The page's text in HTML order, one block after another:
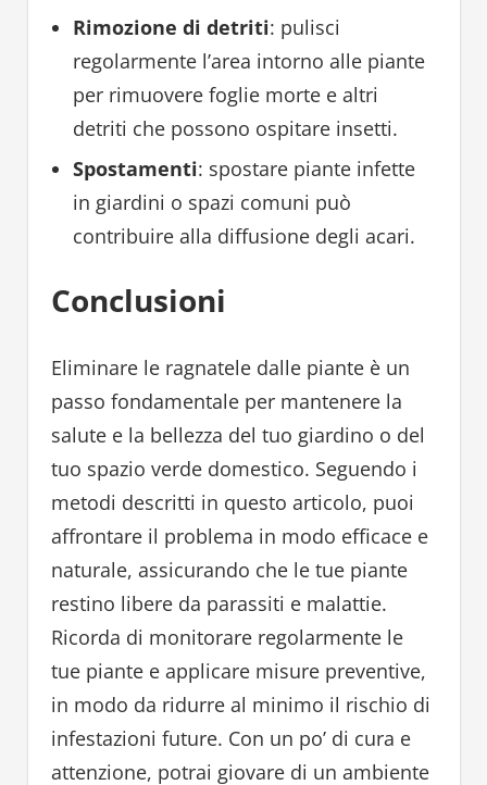
Rimozione di detriti: pulisci
regolarmente l’area intorno alle piante
per rimuovere foglie morte e altri
detriti che possono ospitare insetti.
Spostamenti: spostare piante infette
in giardini o spazi comuni può
contribuire alla diffusione degli acari.
Conclusioni
Eliminare le ragnatele dalle piante è un
passo fondamentale per mantenere la
salute e la bellezza del tuo giardino o del
tuo spazio verde domestico. Seguendo i
metodi descritti in questo articolo, puoi
affrontare il problema in modo efficace e
naturale, assicurando che le tue piante
restino libere da parassiti e malattie.
Ricorda di monitorare regolarmente le
tue piante e applicare misure preventive,
in modo da ridurre al minimo il rischio di
infestazioni future. Con un po’ di cura e
attenzione, potrai giovare di un ambiente